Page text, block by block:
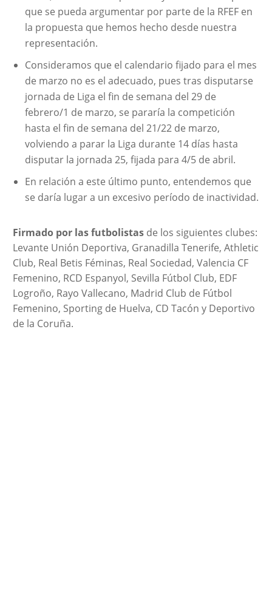
que se pueda argumentar por parte de la RFEF en
la propuesta que hemos hecho desde nuestra
representación.
Consideramos que el calendario fijado para el mes
de marzo no es el adecuado, pues tras disputarse
jornada de Liga el fin de semana del 29 de
febrero/1 de marzo, se pararía la competición
hasta el fin de semana del 21/22 de marzo,
volviendo a parar la Liga durante 14 días hasta
disputar la jornada 25, fijada para 4/5 de abril.
En relación a este último punto, entendemos que
se daría lugar a un excesivo período de inactividad.
Firmado por las futbolistasde los siguientes clubes:
Levante Unión Deportiva, Granadilla Tenerife, Athletic
Club, Real Betis Féminas, Real Sociedad, Valencia CF
Femenino, RCD Espanyol, Sevilla Fútbol Club, EDF
Logroño, Rayo Vallecano, Madrid Club de Fútbol
Femenino, Sporting de Huelva, CD Tacón y Deportivo
de la Coruña.